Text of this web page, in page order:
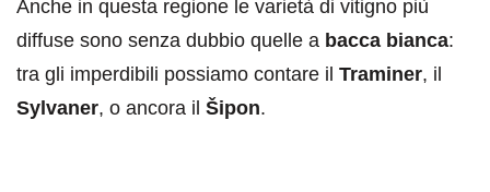
Anche in questa regione le varietà di vitigno più
diffuse sono senza dubbio quelle a bacca bianca:
tra gli imperdibili possiamo contare il Traminer, il
Sylvaner, o ancora il Šipon.